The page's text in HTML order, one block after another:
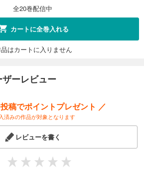
表示する
表示する
)
全20巻配信中
カートに全巻入れる
はカートに入りません
ーレビュー
稿でポイントプレゼント ／
済みの作品が対象となります
レビューを書く